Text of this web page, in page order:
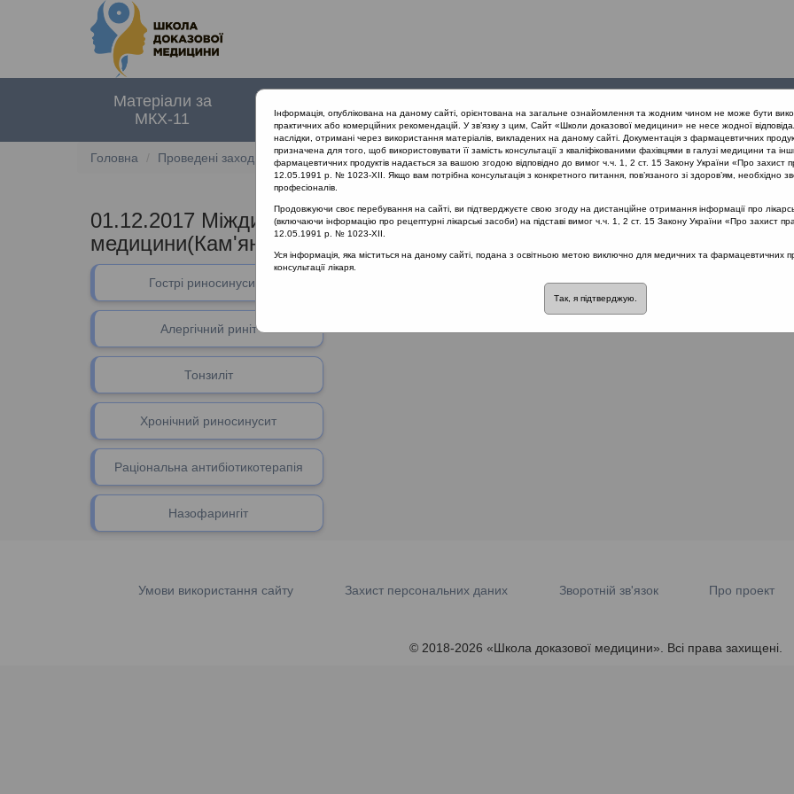
Матеріали за
МКХ-11
документи
заходи
проекту
Головна Проведені заходи 01.12.2017 Міждисциплінарний підхід до діагностики та лікування тонзиліту з позицій
01.12.2017 Міждисциплінарний підхід до діагностики та лікування
медицини(Кам'янець-Подільський)
Гострі риносинусити
Алергічний риніт
Тонзиліт
Хронічний риносинусит
Раціональна антибіотикотерапія
Назофарингіт
В даному розділі немає материалів
Умови використання сайту Захист персональних даних Зворотній зв'язок Про проект
© 2018-2026 «Школа доказової медицини». Всі права захищені.
Інформація, опублікована на даному сайті, орієнтована на загальне ознайомлення та жодним чином не може бути
практичних або комерційних рекомендацій. У зв’язку з цим, Сайт «Школи доказової медицини» не несе жодної
наслідки, отримані через використання матеріалів, викладених на даному сайті. Документація з фармацевтичних
призначена для того, щоб використовувати її замість консультації з кваліфікованими фахівцями в галузі медицини та
фармацевтичних продуктів надається за вашою згодою відповідно до вимог ч.ч. 1, 2 ст. 15 Закону України «Про захист
12.05.1991 р. № 1023-XII. Якщо вам потрібна консультація з конкретного питання, пов’язаного зі здоров’ям, необхідно
професіоналів.
Продовжуючи своє перебування на сайті, ви підтверджуєте свою згоду на дистанційне отримання інформації про
(включаючи інформацію про рецептурні лікарські засоби) на підставі вимог ч.ч. 1, 2 ст. 15 Закону України «Про захист
12.05.1991 р. № 1023-XII.
Уся інформація, яка міститься на даному сайті, подана з освітньою метою виключно для медичних та фармацевтичних
консультації лікаря.
Так, я підтверджую.